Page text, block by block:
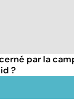
par la
?